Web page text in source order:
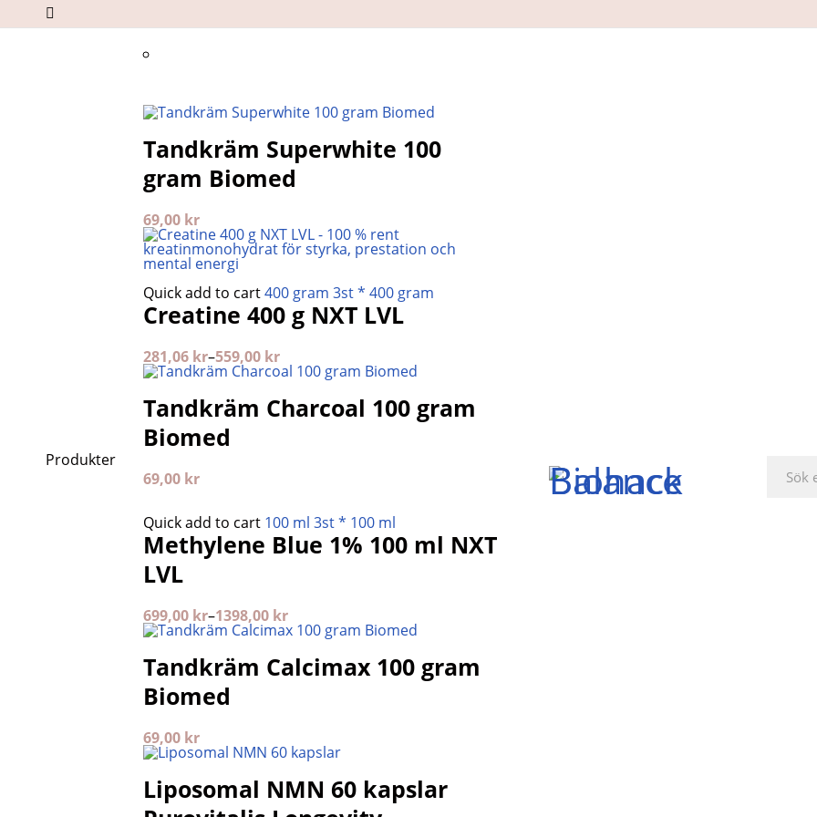
Produkter
Tandkräm Superwhite 100
gram Biomed
69,00 kr
Quick add to cart400 gram 3st * 400 gram
Creatine 400 g NXT LVL
281,06 kr–559,00 kr
Tandkräm Charcoal 100 gram
Biomed
69,00 kr
Quick add to cart 100 ml 3st * 100 ml
Methylene Blue 1% 100 ml NXT
LVL
699,00 kr–1398,00 kr
Tandkräm Calcimax 100 gram
Biomed
69,00 kr
Liposomal NMN 60 kapslar